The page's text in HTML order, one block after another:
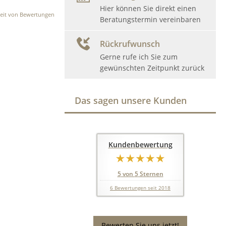
Hier können Sie direkt einen
Beratungstermin vereinbaren
Rückrufwunsch
Gerne rufe ich Sie zum
gewünschten Zeitpunkt zurück
Das sagen unsere Kunden
Kundenbewertung
5von 5Sternen
6 Bewertungen seit 2018
von Bewertungen